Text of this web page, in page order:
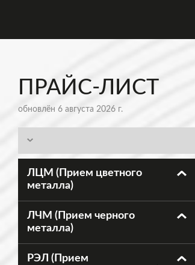
ПРАЙС-ЛИСТ
обновлён 6 августа 2026 г.
ЛЦМ (Прием цветного
металла)
ЛЧМ (Прием черного
металла)
РЭЛ (Прием